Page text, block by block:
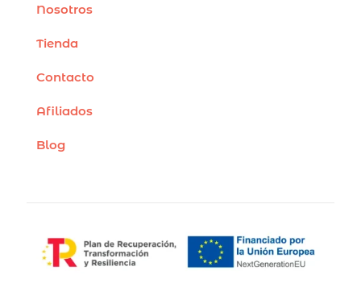
Nosotros
Tienda
Contacto
Afiliados
Blog